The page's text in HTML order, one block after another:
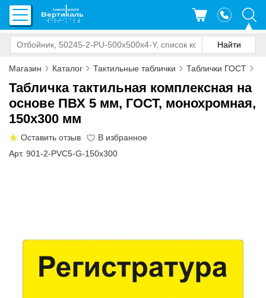
Магазин Каталог Тактильные таблички Таблички ГОСТ
Табличка тактильная комплексная на
основе ПВХ 5 мм, ГОСТ, монохромная,
150x300 мм
Оставить отзыв
Арт. 901-2-PVC5-G-150x300